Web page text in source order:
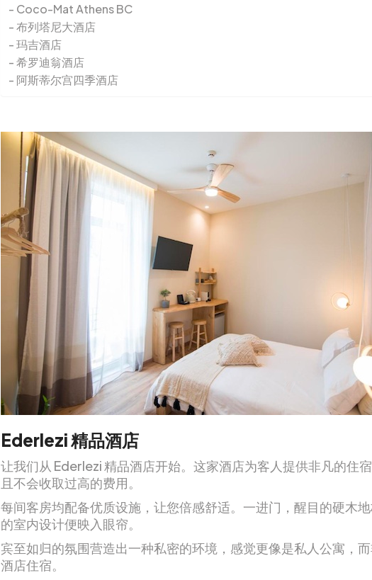
Coco-Mat Athens BC
布列塔尼大酒店
玛吉酒店
希罗迪翁酒店
阿斯蒂尔宫四季酒店
Ederlezi 精品酒店
让我们从 Ederlezi 精品酒店开始。这家酒店为客人提供非凡的住
且不会收取过高的费用。
每间客房均配备优质设施，让您倍感舒适。一进门，醒目的硬木
的室内设计便映入眼帘。
宾至如归的氛围营造出一种私密的环境，感觉更像是私人公寓，
酒店住宿。